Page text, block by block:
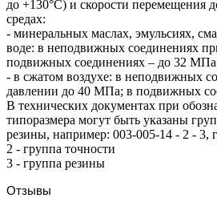
до +130°С) и скорости перемещения
средах:
- минеральных маслах, эмульсиях,
воде: в неподвижных соединениях
подвижных соединениях – до 32
- в сжатом воздухе: в неподвижных
давлении до 40 МПа; в подвижных
В технических документах при
типоразмера могут быть указаны
резины, например: 003-005-14 - 2 - 3,
2 - группа точности
3 - группа резины
Отзывы